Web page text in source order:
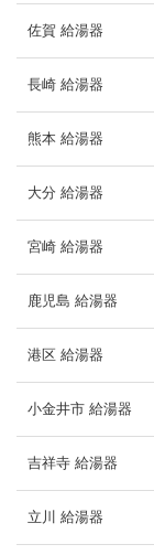
佐賀 給湯器
長崎 給湯器
熊本 給湯器
大分 給湯器
宮崎 給湯器
鹿児島 給湯器
港区 給湯器
小金井市 給湯器
吉祥寺 給湯器
立川 給湯器